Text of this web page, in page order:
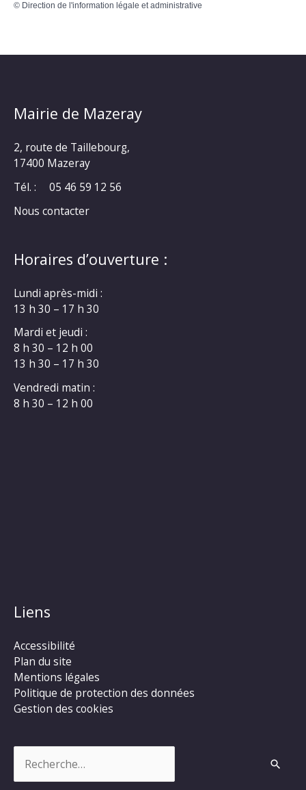
© Direction de l'information légale et administrative
Mairie de Mazeray
2, route de Taillebourg,
17400 Mazeray
Tél. :
05 46 59 12 56
Nous contacter
Horaires d’ouverture :
Lundi après-midi :
13 h 30 – 17 h 30
Mardi et jeudi :
8 h 30 – 12 h 00
13 h 30 – 17 h 30
Vendredi matin :
8 h 30 – 12 h 00
Liens
Accessibilité
Plan du site
Mentions légales
Politique de protection des données
Gestion des cookies